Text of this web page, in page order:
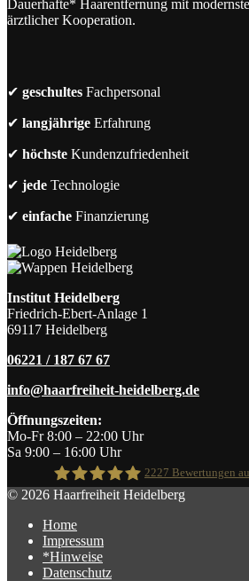
Dauerhafte* Haarentfernung mit
ärztlicher Kooperation.
✔ geschultes Fachpersonal
✔ langjährige Erfahrung
✔ höchste Kundenzufriedenheit
✔ jede Technologie
✔ einfache Finanzierung
Institut Heidelberg
Friedrich-Ebert-Anlage 1
69117 Heidelberg
06221 / 187 67 67
info@haarfreiheit-heidelberg.de
Öffnungszeiten:
Mo-Fr 8:00 – 22:00 Uhr
Sa 9:00 – 16:00 Uhr
Haarfreiheit
2227 Bewertungen
© 2026 Haarfreiheit Heidelberg
Home
Impressum
*Hinweise
Datenschutz